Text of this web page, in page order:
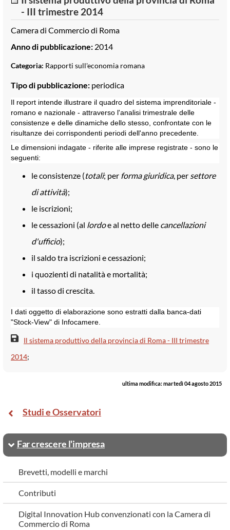
- III trimestre 2014
Camera di Commercio di Roma
Anno di pubblicazione: 2014
Categoria: Rapporti sull'economia romana
Tipo di pubblicazione: periodica
Il report intende illustrare il quadro del sistema imprenditoriale -
romano e nazionale - attraverso l'analisi trimestrale delle
consistenze e delle dinamiche dello stesso, confrontate con le
risultanze dei corrispondenti periodi dell'anno precedente.
Le dimensioni indagate - riferite alle imprese registrate - sono le
seguenti:
le consistenze (totali; per forma giuridica, per settore
di attività);
le iscrizioni;
le cessazioni (al lordoe al netto delle cancellazioni
d'ufficio);
il saldo tra iscrizioni e cessazioni;
i quozienti di natalità e mortalità;
il tasso di crescita.
I dati oggetto di elaborazione sono estratti dalla banca-dati
"Stock-View" di Infocamere.
Il sistema produttivo della provincia di Roma - III trimestre
2014;
ultima modifica:martedì 04 agosto 2015
Studi e Osservatori
Far crescere l'impresa
Brevetti, modelli e marchi
Contributi
Digital Innovation Hub convenzionati con la Camera di
Commercio di Roma